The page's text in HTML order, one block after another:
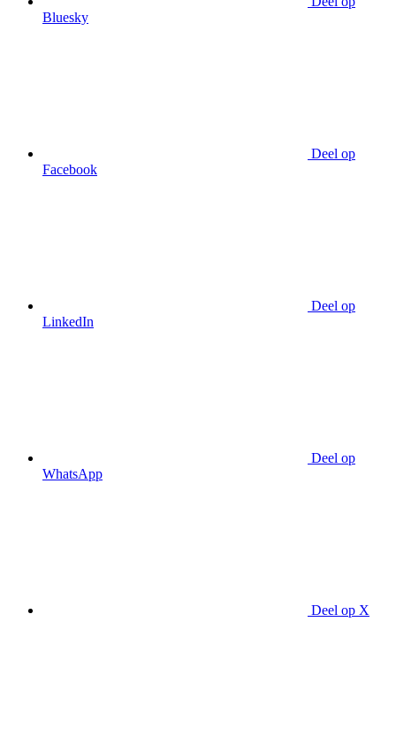
Bluesky
Deel op
Facebook
Deel op
LinkedIn
Deel op
WhatsApp
Deel op X